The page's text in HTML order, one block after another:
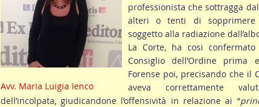
Avv. Maria Luigia Ienco
professionista che sottragga
alteri o tenti di
soggetto alla radiazione
La Corte, ha cosi
Consiglio dell’Ordine prima
Forense poi, precisando che il
aveva correttamente
dell’incolpata, giudicandone l’offensività in relazione ai “